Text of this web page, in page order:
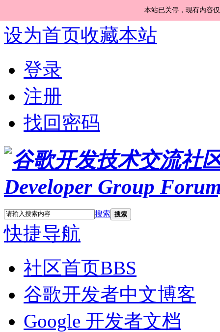
本站已关停，现有内容
设为首页收藏本站
登录
注册
找回密码
搜索 搜索
快捷导航
社区首页BBS
谷歌开发者中文博客
Google 开发者文档